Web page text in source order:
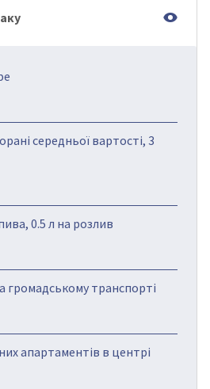
середньої вартості, 3
0.5 л на розлив
громадському транспорті
апартаментів в центрі